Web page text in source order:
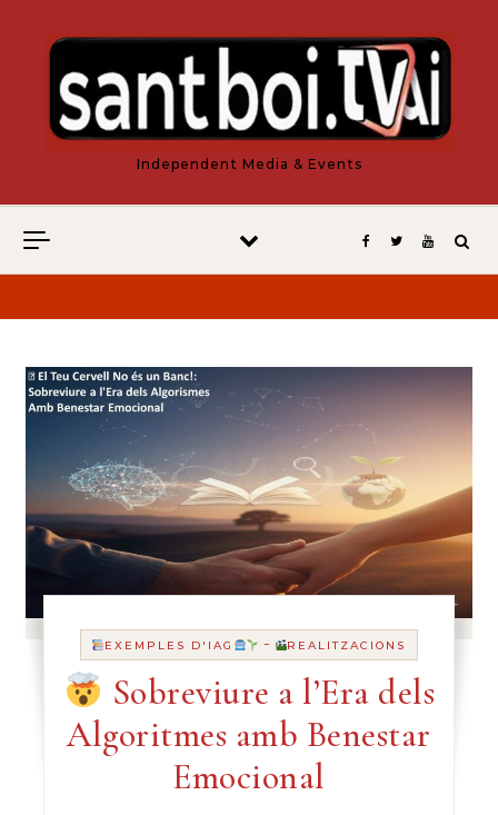
Independent Media & Events
EXEMPLES D'IAG - REALITZACIONS
Sobreviure a l’Era dels
Algoritmes amb Benestar
Emocional